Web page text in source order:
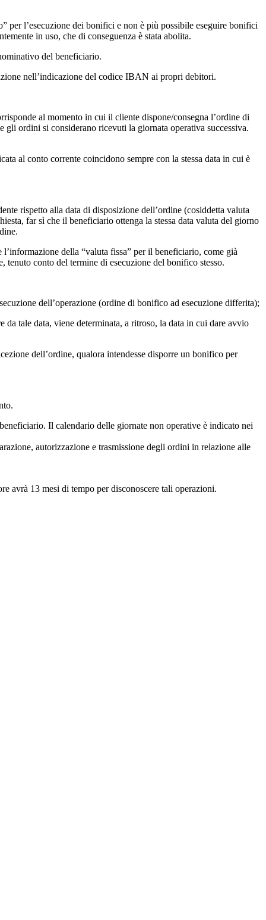
l’esecuzione dei bonifici e non è più possibile eseguire bonifici
in uso, che di conseguenza è stata abolita.
del beneficiario.
nell’indicazione del codice IBAN ai propri debitori.
al momento in cui il cliente dispone/consegna l’ordine di
ordini si considerano ricevuti la giornata operativa successiva.
al conto corrente coincidono sempre con la stessa data in cui è
rispetto alla data di disposizione dell’ordine (cosiddetta valuta
far sì che il beneficiario ottenga la stessa data valuta del giorno
della “valuta fissa” per il beneficiario, come già
conto del termine di esecuzione del bonifico stesso.
dell’operazione (ordine di bonifico ad esecuzione differita);
tale data, viene determinata, a ritroso, la data in cui dare avvio
dell’ordine, qualora intendesse disporre un bonifico per
Il calendario delle giornate non operative è indicato nei
autorizzazione e trasmissione degli ordini in relazione alle
avrà 13 mesi di tempo per disconoscere tali operazioni.